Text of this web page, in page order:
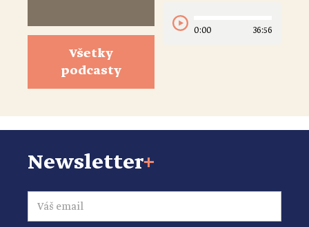
Všetky
podcasty
0:00 36:56
Newsletter+
Email